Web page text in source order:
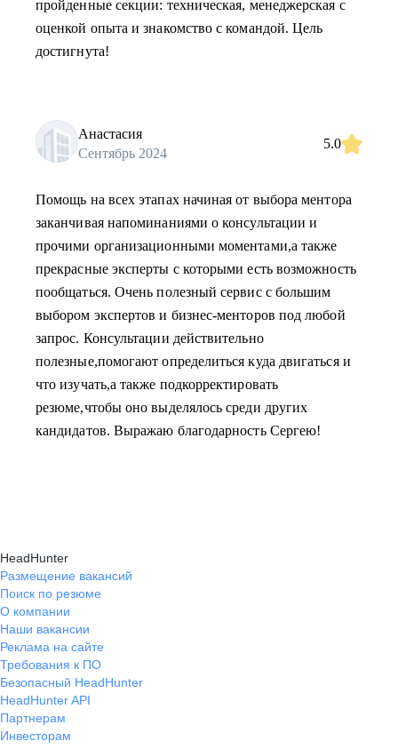
пройденные секции: техническая, менеджерская с
оценкой опыта и знакомство с командой. Цель
достигнута!
Анастасия
Сентябрь 2024
5.0
Помощь на всех этапах начиная от выбора ментора
заканчивая напоминаниями о консультации и
прочими организационными моментами,а также
прекрасные эксперты с которыми есть возможность
пообщаться. Очень полезный сервис с большим
выбором экспертов и бизнес-менторов под любой
запрос. Консультации действительно
полезные,помогают определиться куда двигаться и
что изучать,а также подкорректировать
резюме,чтобы оно выделялось среди других
кандидатов. Выражаю благодарность Сергею!
HeadHunter
Размещение вакансий
Поиск по резюме
О компании
Наши вакансии
Реклама на сайте
Требования к ПО
Безопасный HeadHunter
HeadHunter API
Партнерам
Инвесторам